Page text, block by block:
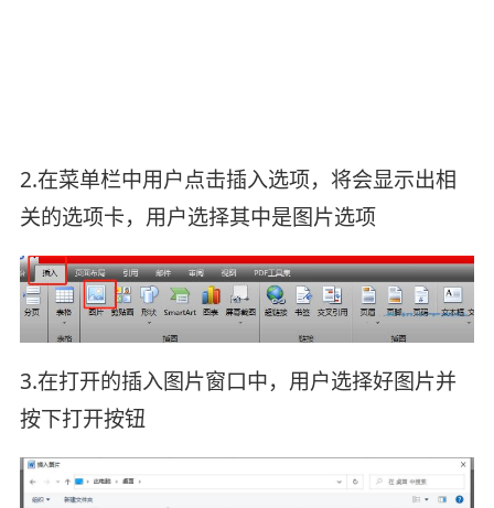
2.在菜单栏中用户点击插入选项，将会显示出相
关的选项卡，用户选择其中是图片选项
3.在打开的插入图片窗口中，用户选择好图片并
按下打开按钮